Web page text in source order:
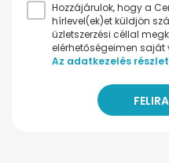
Hozzájárulok, hogy a
hírlevel(ek)et küldjön
üzletszerzési céllal
elérhetőségeimen
Az adatkezelés